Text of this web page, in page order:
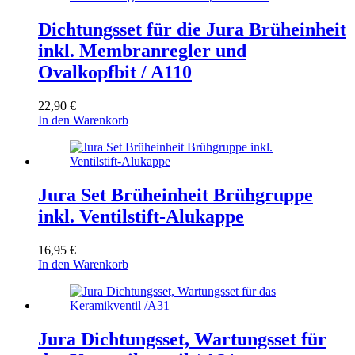
Dichtungsset für die Jura Brüheinheit
inkl. Membranregler und
Ovalkopfbit / A110
22,90 €
In den Warenkorb
Jura Set Brüheinheit Brühgruppe
inkl. Ventilstift-Alukappe
16,95 €
In den Warenkorb
Jura Dichtungsset, Wartungsset für